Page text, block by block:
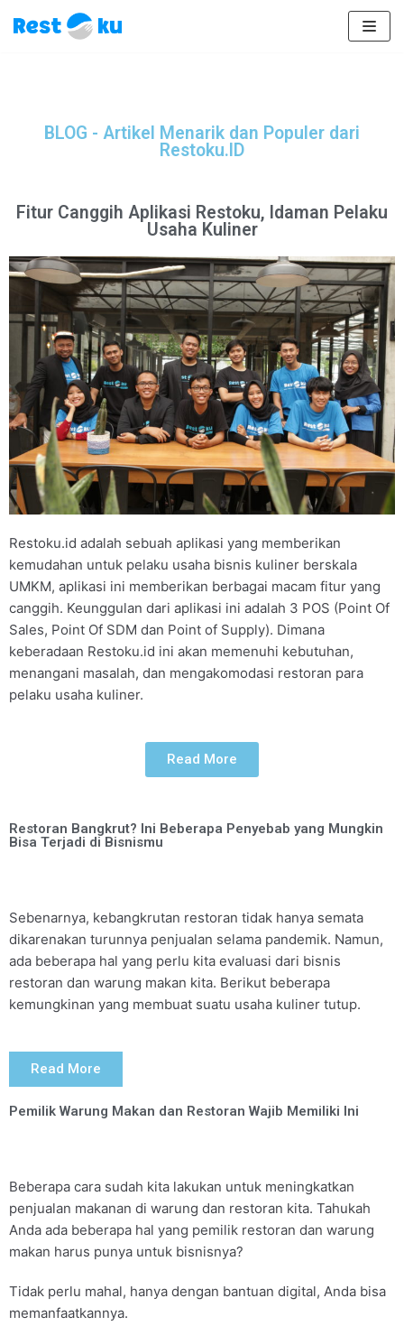
BLOG - Artikel Menarik dan Populer dari
Restoku.ID
Fitur Canggih Aplikasi Restoku, Idaman Pelaku
Usaha Kuliner
Restoku.id adalah sebuah aplikasi yang memberikan
kemudahan untuk pelaku usaha bisnis kuliner berskala
UMKM, aplikasi ini memberikan berbagai macam fitur yang
canggih. Keunggulan dari aplikasi ini adalah 3 POS (Point Of
Sales, Point Of SDM dan Point of Supply). Dimana
keberadaan Restoku.id ini akan memenuhi kebutuhan,
menangani masalah, dan mengakomodasi restoran para
pelaku usaha kuliner.
Read More
Restoran Bangkrut? Ini Beberapa Penyebab yang Mungkin
Bisa Terjadi di Bisnismu
Sebenarnya, kebangkrutan restoran tidak hanya semata
dikarenakan turunnya penjualan selama pandemik. Namun,
ada beberapa hal yang perlu kita evaluasi dari bisnis
restoran dan warung makan kita. Berikut beberapa
kemungkinan yang membuat suatu usaha kuliner tutup.
Read More
Pemilik Warung Makan dan Restoran Wajib Memiliki Ini
Beberapa cara sudah kita lakukan untuk meningkatkan
penjualan makanan di warung dan restoran kita. Tahukah
Anda ada beberapa hal yang pemilik restoran dan warung
makan harus punya untuk bisnisnya?
Tidak perlu mahal, hanya dengan bantuan digital, Anda bisa
memanfaatkannya.